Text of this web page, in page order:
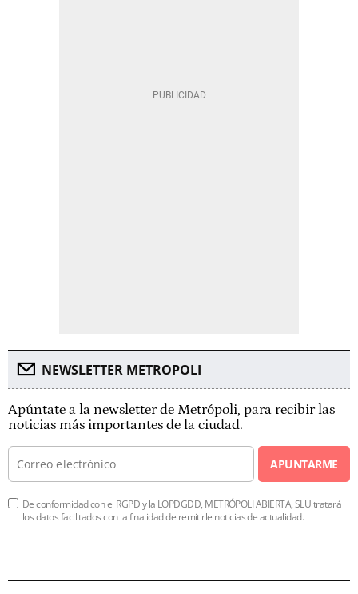
NEWSLETTER METROPOLI
Apúntate a la newsletter de Metrópoli, para recibir las
noticias más importantes de la ciudad.
APUNTARME
De conformidad con el RGPD y la LOPDGDD, METRÓPOLI ABIERTA, SLU tratará
los datos facilitados con la finalidad de remitirle noticias de actualidad.